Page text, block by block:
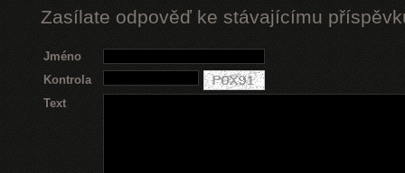
Zasílate odpověď ke stávajícímu
Jméno
Kontrola
Text